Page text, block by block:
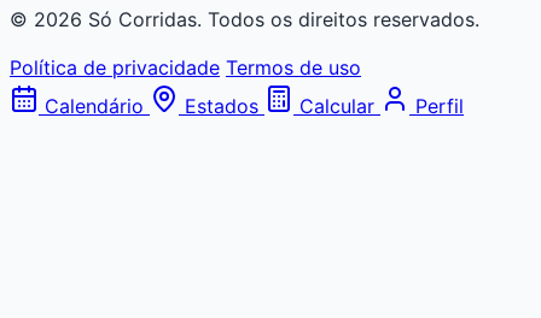
© 2026 Só Corridas. Todos os direitos reservados.
Política de privacidade Termos de uso
Calendário
Estados Calcular Perfil